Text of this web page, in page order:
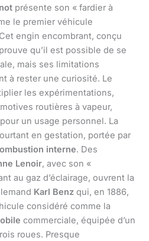
présente son « fardier à
le premier véhicule
engin encombrant, conçu
qu’il est possible de se
mais ses limitations
à rester une curiosité. Le
les expérimentations,
routières à vapeur,
un usage personnel. La
en gestation, portée par
interne. Des
Lenoir, avec son «
au gaz d’éclairage, ouvrent la
Karl Benz qui, en 1886,
considéré comme la
commerciale, équipée d’un
roues. Presque